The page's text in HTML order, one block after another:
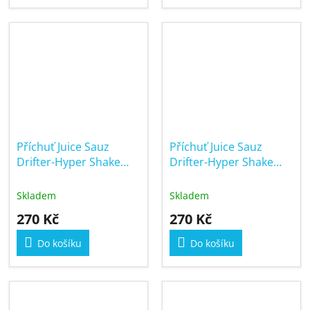
Příchuť Juice Sauz
Drifter-Hyper Shake
Menthol
Skladem
270 Kč
Do košíku
Příchuť Juice Sauz
Drifter-Hyper Shake
Berry Menthol
Skladem
270 Kč
Do košíku